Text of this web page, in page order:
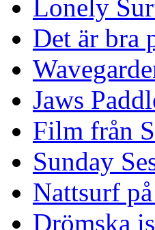
Lonely
Det är bra
Jaws
Film från
Sunday
Nattsurf
Drömska